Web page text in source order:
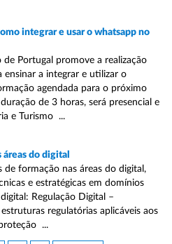
integrar e usar o whatsapp no
Portugal promove a realização
a integrar e utilizar o
agendada para o próximo
de 3 horas, será presencial e
e Turismo ...
áreas do digital
de formação nas áreas do digital,
e estratégicas em domínios
Regulação Digital –
regulatórias aplicáveis aos
...